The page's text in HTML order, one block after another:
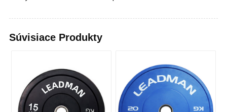
Súvisiace Produkty